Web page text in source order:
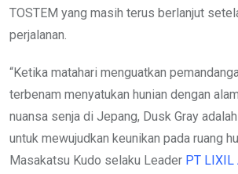
TOSTEM yang masih terus berlanjut
perjalanan.
“Ketika matahari menguatkan
terbenam menyatukan hunian dengan
nuansa senja di Jepang, Dusk Gray
untuk mewujudkan keunikan pada ruang
Masakatsu Kudo selaku Leader PT LIXIL